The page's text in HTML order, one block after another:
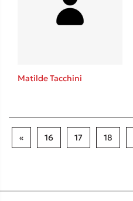
Matilde Tacchini
« 16 17 18